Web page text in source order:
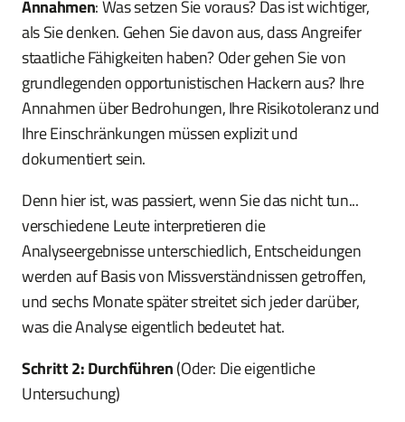
Annahmen: Was setzen Sie voraus? Das ist wichtiger,
als Sie denken. Gehen Sie davon aus, dass Angreifer
staatliche Fähigkeiten haben? Oder gehen Sie von
grundlegenden opportunistischen Hackern aus? Ihre
Annahmen über Bedrohungen, Ihre Risikotoleranz und
Ihre Einschränkungen müssen explizit und
dokumentiert sein.
Denn hier ist, was passiert, wenn Sie das nicht tun...
verschiedene Leute interpretieren die
Analyseergebnisse unterschiedlich, Entscheidungen
werden auf Basis von Missverständnissen getroffen,
und sechs Monate später streitet sich jeder darüber,
was die Analyse eigentlich bedeutet hat.
Schritt 2: Durchführen(Oder: Die eigentliche
Untersuchung)